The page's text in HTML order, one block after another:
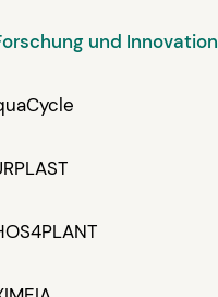
und Innovation